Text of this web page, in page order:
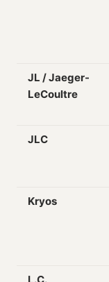
JL / Jaeger-
LeCoultre
JLC
Kryos